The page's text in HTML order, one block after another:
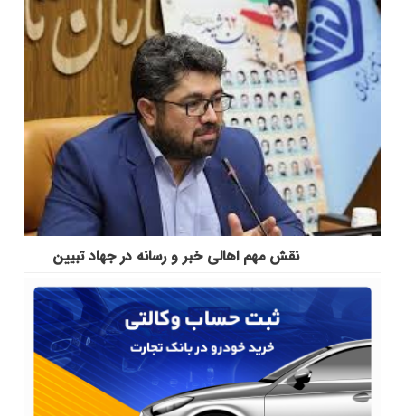
نقش مهم اهالی خبر و رسانه در جهاد تبیین